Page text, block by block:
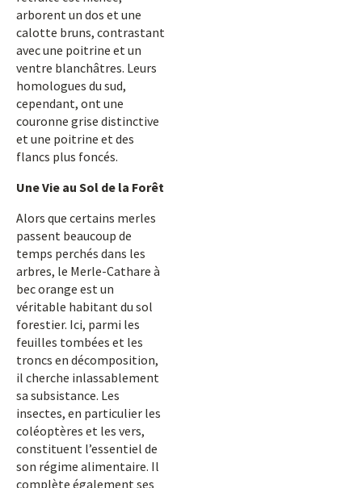
arborent un dos et une
calotte bruns, contrastant
avec une poitrine et un
ventre blanchâtres. Leurs
homologues du sud,
cependant, ont une
couronne grise distinctive
et une poitrine et des
flancs plus foncés.
Une Vie au Sol de la Forêt
Alors que certains merles
passent beaucoup de
temps perchés dans les
arbres, le Merle-Cathare à
bec orange est un
véritable habitant du sol
forestier. Ici, parmi les
feuilles tombées et les
troncs en décomposition,
il cherche inlassablement
sa subsistance. Les
insectes, en particulier les
coléoptères et les vers,
constituent l’essentiel de
son régime alimentaire. Il
complète également ses